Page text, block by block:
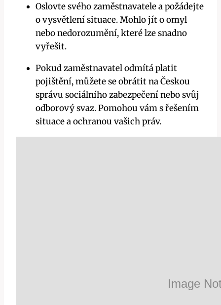
Oslovte svého zaměstnavatele a požádejte
o vysvětlení situace. Mohlo jít o omyl
nebo nedorozumění, které lze snadno
vyřešit.
Pokud zaměstnavatel odmítá platit
pojištění, můžete se obrátit na Českou
správu sociálního zabezpečení nebo svůj
odborový svaz. Pomohou vám s řešením
situace a ochranou vašich práv.